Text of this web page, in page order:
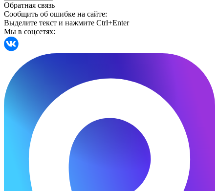
Обратная связь
Сообщить об ошибке на сайте:
Выделите текст и нажмите Ctrl+Enter
Мы в соцсетях: